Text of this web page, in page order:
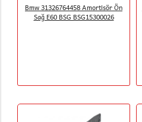
Bmw 31326764458 Amortisör Ön
Sağ E60 BSG BSG15300026